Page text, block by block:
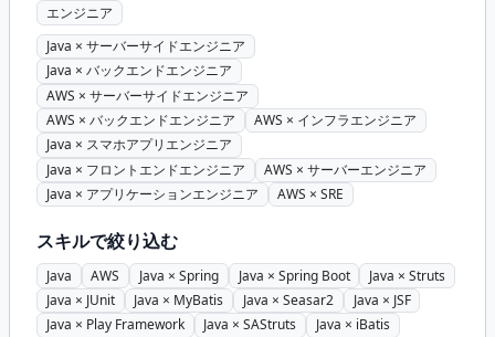
エンジニア
Java × サーバーサイドエンジニア
Java × バックエンドエンジニア
AWS × サーバーサイドエンジニア
AWS × バックエンドエンジニア
AWS × インフラエンジニア
Java × スマホアプリエンジニア
Java × フロントエンドエンジニア
AWS × サーバーエンジニア
Java × アプリケーションエンジニア
AWS × SRE
スキルで絞り込む
Java AWS Java × Spring Java × Spring Boot
Java × Struts
Java × JUnit
Java × MyBatis Java × Seasar2
Java × JSF
Java × Play Framework
Java × SAStruts Java × iBatis